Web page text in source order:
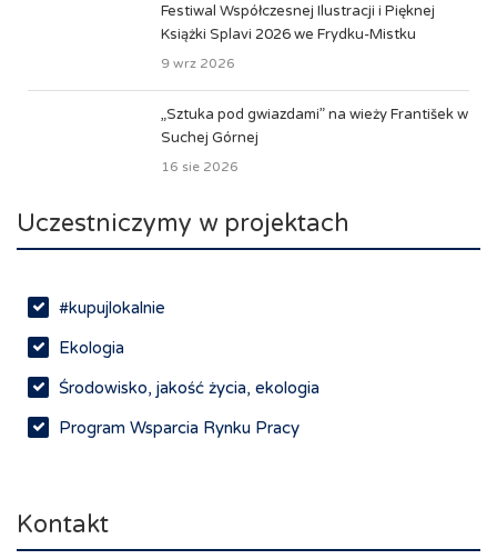
Festiwal Współczesnej Ilustracji i Pięknej
Książki Splavi 2026 we Frydku-Mistku
9 wrz 2026
„Sztuka pod gwiazdami” na wieży František w
Suchej Górnej
16 sie 2026
Uczestniczymy w projektach
#kupujlokalnie
Ekologia
Środowisko, jakość życia, ekologia
Program Wsparcia Rynku Pracy
Spotkania branżowe
Kontakt